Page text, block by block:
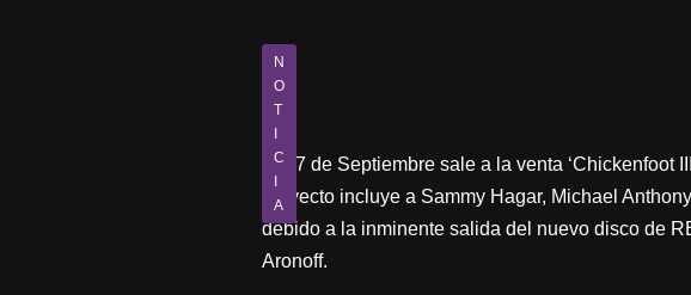
N
O
T
C
A
El 27 de Septiembre sale a la venta ‘Chickenfoot
proyecto incluye a Sammy Hagar, Michael
debido a la inminente salida del nuevo disco de
Aronoff.